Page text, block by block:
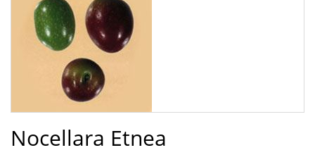
Nocellara Etnea